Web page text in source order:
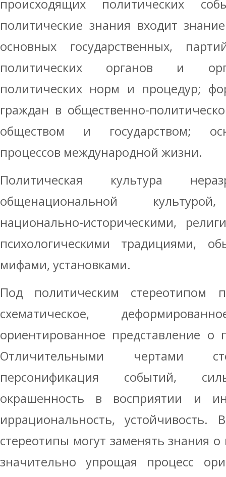
происходящих политических
политические знания входит
основных государственных,
политических органов и
политических норм и процедур;
граждан в общественно-
обществом и государством;
процессов международной жизни.
Политическая культура
общенациональной
национально-историческими,
психологическими традициями,
мифами, установками.
Под политическим стереотипом
схематическое,
ориентированное представление о
Отличительными чертами
персонификация событий,
окрашенность в восприятии и
иррациональность,
стереотипы могут заменять знания
значительно упрощая процесс